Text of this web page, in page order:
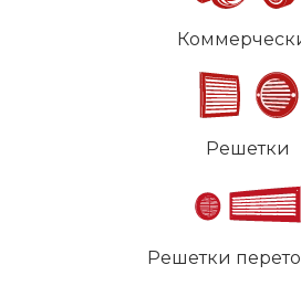
Решетки
Решетки